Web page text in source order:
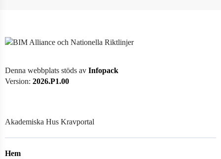
Denna webbplats stöds av Infopack
Version: 2026.P1.00
Akademiska Hus Kravportal
Hem